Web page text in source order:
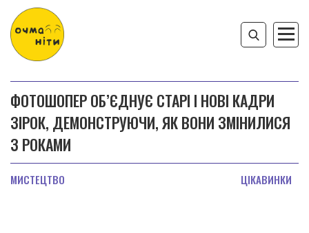
ФОТОШОПЕР ОБ’ЄДНУЄ СТАРІ І НОВІ КАДРИ
ЗІРОК, ДЕМОНСТРУЮЧИ, ЯК ВОНИ ЗМІНИЛИСЯ
З РОКАМИ
МИСТЕЦТВО ЦІКАВИНКИ